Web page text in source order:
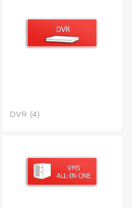
DVR (4)